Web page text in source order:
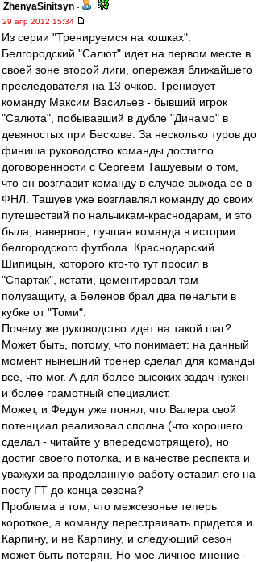
ZhenyaSinitsyn -
29 апр 2012 15:34
Из серии "Тренируемся на кошках":
Белгородский "Салют" идет на первом месте в
своей зоне второй лиги, опережая ближайшего
преследователя на 13 очков. Тренирует
команду Максим Васильев - бывший игрок
"Салюта", побывавший в дубле "Динамо" в
девяностых при Бескове. За несколько туров до
финиша руководство команды достигло
договоренности с Сергеем Ташуевым о том,
что он возглавит команду в случае выхода ее в
ФНЛ. Ташуев уже возглавлял команду до своих
путешествий по нальчикам-краснодарам, и это
была, наверное, лучшая команда в истории
белгородского футбола. Краснодарский
Шипицын, которого кто-то тут просил в
"Спартак", кстати, цементировал там
полузащиту, а Беленов брал два пенальти в
кубке от "Томи".
Почему же руководство идет на такой шаг?
Может быть, потому, что понимает: на данный
момент нынешний тренер сделал для команды
все, что мог. А для более высоких задач нужен
и более грамотный специалист.
Может, и Федун уже понял, что Валера свой
потенциал реализовал сполна (что хорошего
сделал - читайте у впередсмотрящего), но
достиг своего потолка, и в качестве респекта и
уважухи за проделанную работу оставил его на
посту ГТ до конца сезона?
Проблема в том, что межсезонье теперь
короткое, а команду перестраивать придется и
Карпину, и не Карпину, и следующий сезон
может быть потерян. Но мое личное мнение -